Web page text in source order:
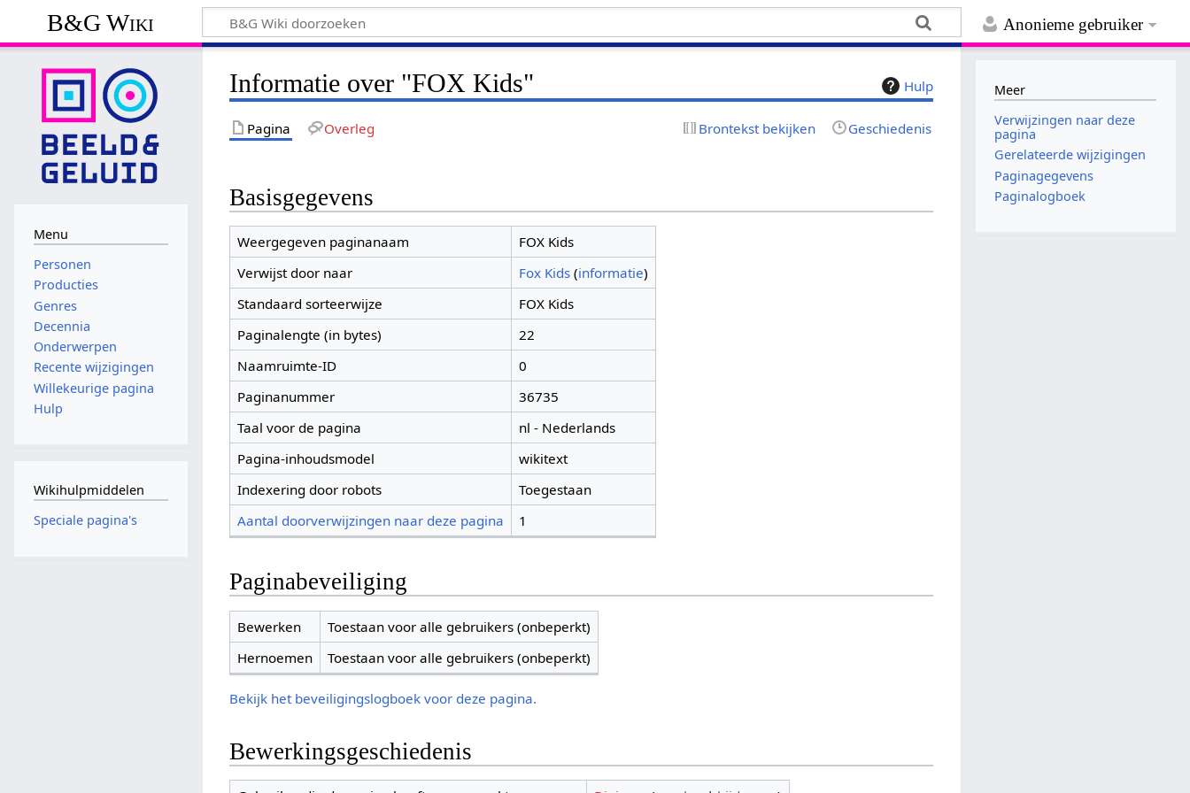
Anonieme gebruiker
B&G Wiki
Hulp
Informatie over "FOX Kids"
Pagina Overleg Brontekst bekijken Geschiedenis
Basisgegevens
Weergegeven paginanaam
FOX Kids
Verwijst door naar
Fox Kids(informatie)
Standaard sorteerwijze
FOX Kids
Paginalengte (in bytes)
22
Naamruimte-ID
0
Paginanummer
36735
Taal voor de pagina
nl - Nederlands
Pagina-inhoudsmodel
wikitext
Indexering door robots
Toegestaan
Aantal doorverwijzingen naar deze pagina
1
Paginabeveiliging
Bewerken
Toestaan voor alle gebruikers (onbeperkt)
Hernoemen
Toestaan voor alle gebruikers (onbeperkt)
Bekijk het beveiligingslogboek voor deze pagina.
Bewerkingsgeschiedenis
Menu
Personen
Producties
Genres
Decennia
Onderwerpen
Recente wijzigingen
Willekeurige pagina
Hulp
Wikihulpmiddelen
Speciale pagina's
Meer
Verwijzingen naar deze
pagina
Gerelateerde wijzigingen
Paginagegevens
Paginalogboek